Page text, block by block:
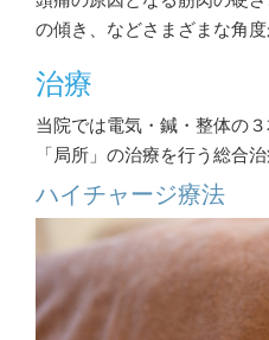
の傾き、などさまざまな角度
治療
当院では電気・鍼・整体の
「局所」の治療を行う総合
ハイチャージ療法